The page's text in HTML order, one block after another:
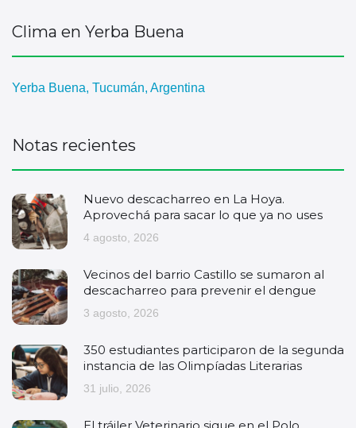
Clima en Yerba Buena
Yerba Buena, Tucumán, Argentina
Notas recientes
Nuevo descacharreo en La Hoya.
Aprovechá para sacar lo que ya no uses
4 agosto, 2026
Vecinos del barrio Castillo se sumaron al
descacharreo para prevenir el dengue
3 agosto, 2026
350 estudiantes participaron de la segunda
instancia de las Olimpíadas Literarias
31 julio, 2026